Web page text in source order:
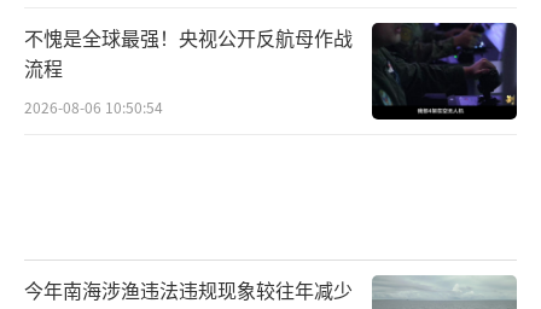
系的意图。访问期间释放的合作信号覆盖了贸
易、投资、能源、气候以及执法合作等多个维
度。特朗普所说的“很多重要协议”和“很多
特朗普站在华盛顿的暮色中，用几句掷地
不愧是全球最强！央视公开反航母作战
流程
2026-08-06 10:50:54
今年南海涉渔违法违规现象较往年减少